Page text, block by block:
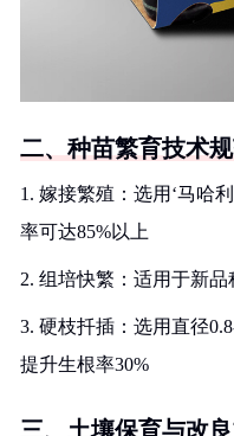
二、种苗繁育技术
1. 嫁接繁殖：选用‘马哈
率可达85%以上
2. 组培快繁：适用于新
3. 硬枝扦插：选用直径
提升生根率30%
三、土壤保育与改